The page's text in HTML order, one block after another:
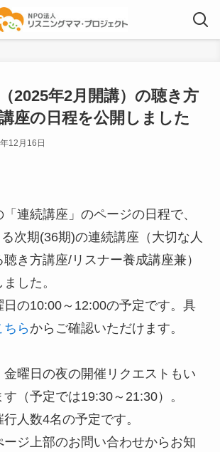
2025年2月開講）の聴き方
座の日程を公開しました
12月16日
連続講座」のページの日程で、
次期(36期)の連続講座（大切な人
き方講座/リスナー養成講座兼）
した。
日の10:00～12:00の予定です。具
ちら からご確認いただけます。
金曜日の夜の開催リクエストもい
（予定では19:30～21:30）。
人数4名の予定です。
ージ上部のお問い合わせからお知